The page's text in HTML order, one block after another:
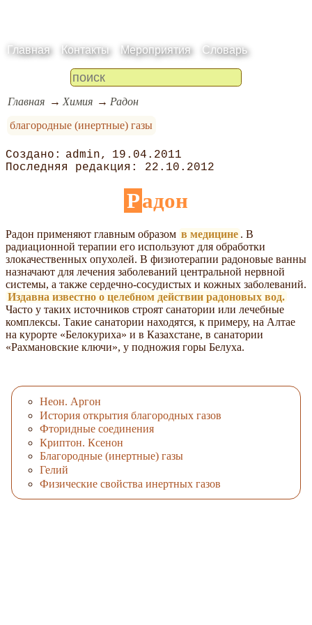
Главная Контакты Мероприятия Словарь
Главная Химия
Радон
благородные (инертные) газы
admin
19.04.2011
22.10.2012
Радон
Радон применяют главным образом в медицине . В
радиационной терапии его используют для обработки
злокачественных опухолей. В физиотерапии радоновые ванны
назначают для лечения заболеваний центральной нервной
системы, а также сердечно-сосудистых и кожных заболеваний.
Издавна известно о целебном действии радоновых вод.
Часто у таких источников строят санатории или лечебные
комплексы. Такие санатории находятся, к примеру, на Алтае
на курорте «Белокуриха» и в Казахстане, в санатории
«Рахмановские ключи», у подножия горы Белуха.
Неон. Аргон
История открытия благородных газов
Фторидные соединения
Криптон. Ксенон
Благородные (инертные) газы
Гелий
Физические свойства инертных газов